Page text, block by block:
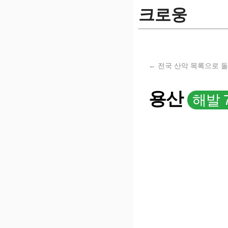
크로웅
← 전국 산악 목록으로
용산 해발